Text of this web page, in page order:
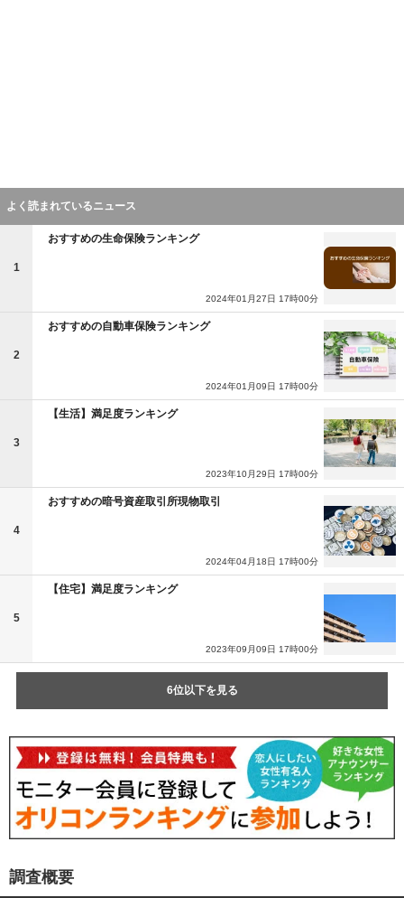
よく読まれているニュース
1
おすすめの生命保険ランキング
2024年01月27日 17時00分
2
おすすめの自動車保険ランキング
2024年01月09日 17時00分
3
【生活】満足度ランキング
2023年10月29日 17時00分
4
おすすめの暗号資産取引所現物取引
2024年04月18日 17時00分
5
【住宅】満足度ランキング
2023年09月09日 17時00分
6位以下を見る
調査概要